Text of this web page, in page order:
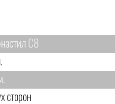
С8
сторон